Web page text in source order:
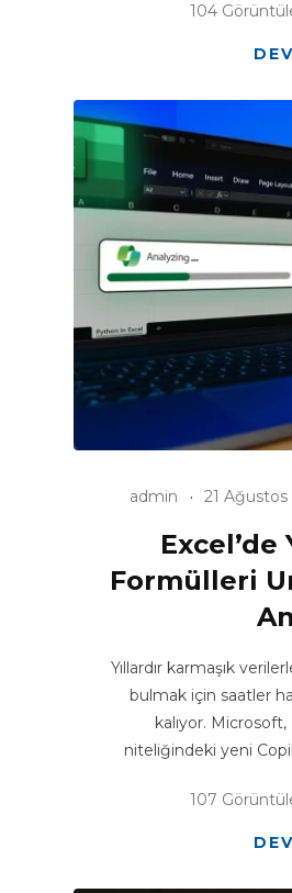
104
admin 21 Ağustos
Excel’de
Formülleri
Yıllardır karmaşık
bulmak için saatler
kalıyor.
niteliğindeki yeni
107